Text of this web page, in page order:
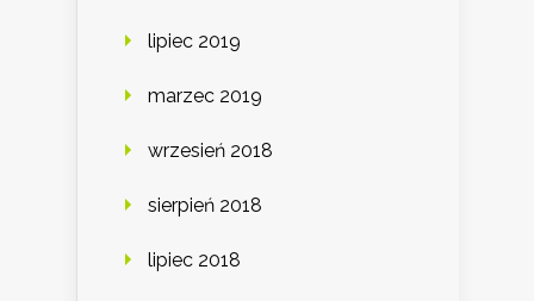
lipiec 2019
marzec 2019
wrzesień 2018
sierpień 2018
lipiec 2018